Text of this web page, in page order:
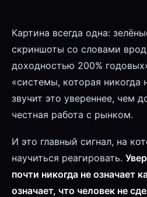
Картина всегда одна:
скриншоты со словами
доходностью 200%
«системы, которая никогда
звучит это увереннее, чем
честная работа с рынком.
И это главный сигнал, на
научиться реагировать.
почти никогда не означает
означает, что человек не